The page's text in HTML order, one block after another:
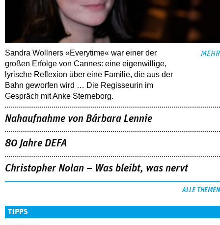
Sandra Wollners »Everytime« war einer der
großen Erfolge von Cannes: eine eigenwillige,
lyrische Reflexion über eine ­Familie, die aus der
Bahn geworfen wird … Die Regisseurin im
Gespräch mit Anke Sterneborg.
MEHR
Nahaufnahme von Bárbara Lennie
80 Jahre DEFA
Christopher Nolan – Was bleibt, was nervt
ALLE THEMEN
TIPPS